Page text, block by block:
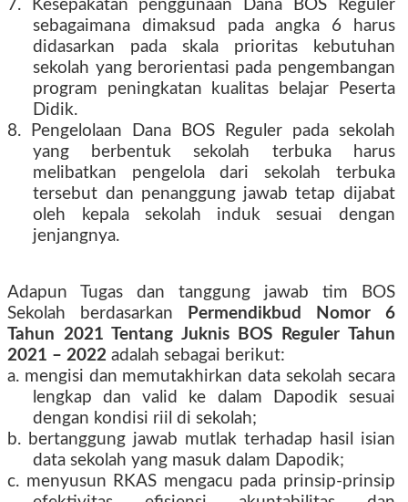
7. Kesepakatan penggunaan Dana BOS Reguler
sebagaimana dimaksud pada angka 6 harus
didasarkan pada skala prioritas kebutuhan
sekolah yang berorientasi pada pengembangan
program peningkatan kualitas belajar Peserta
Didik.
8. Pengelolaan Dana BOS Reguler pada sekolah
yang berbentuk sekolah terbuka harus
melibatkan pengelola dari sekolah terbuka
tersebut dan penanggung jawab tetap dijabat
oleh kepala sekolah induk sesuai dengan
jenjangnya.
Adapun Tugas dan tanggung jawab tim BOS
Sekolah berdasarkan
Permendikbud Nomor 6
Tahun 2021 Tentang Juknis BOS Reguler Tahun
2021 – 2022 adalah sebagai berikut:
a. mengisi dan memutakhirkan data sekolah secara
lengkap dan valid ke dalam Dapodik sesuai
dengan kondisi riil di sekolah;
b. bertanggung jawab mutlak terhadap hasil isian
data sekolah yang masuk dalam Dapodik;
c. menyusun RKAS mengacu pada prinsip-prinsip